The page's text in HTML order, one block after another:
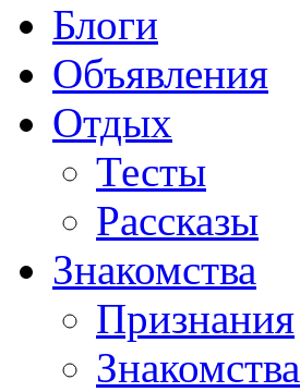
Блоги
Объявления
Отдых
Тесты
Рассказы
Знакомства
Признания
Знакомства